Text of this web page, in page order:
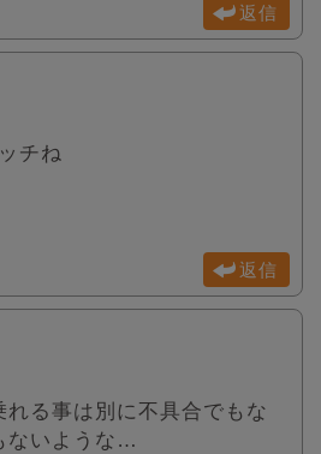
返信
チね
返信
れる事は別に不具合でもな
ないような…